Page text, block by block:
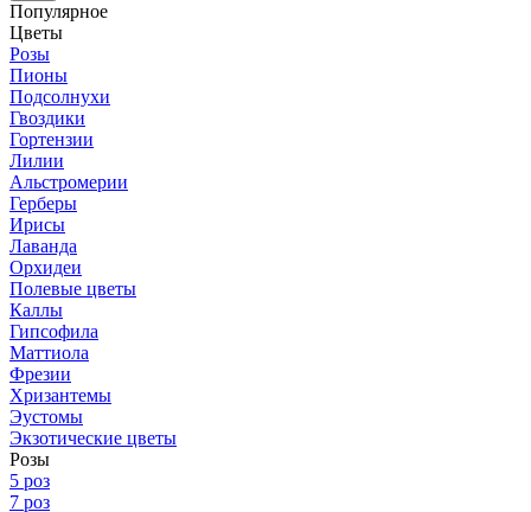
Популярное
Цветы
Розы
Пионы
Подсолнухи
Гвоздики
Гортензии
Лилии
Альстромерии
Герберы
Ирисы
Лаванда
Орхидеи
Полевые цветы
Каллы
Гипсофила
Маттиола
Фрезии
Хризантемы
Эустомы
Экзотические цветы
Розы
5 роз
7 роз